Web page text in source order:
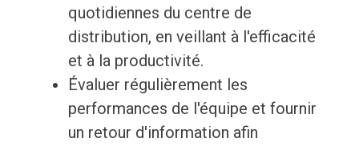
quotidiennes du centre de
distribution, en veillant à l'efficacité
et à la productivité.
Évaluer régulièrement les
performances de l'équipe et fournir
un retour d'information afin